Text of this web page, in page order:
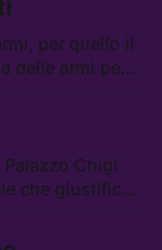
per quello il
delle armi per
contro
Texas
Chigi
che giustifica
la crisi del